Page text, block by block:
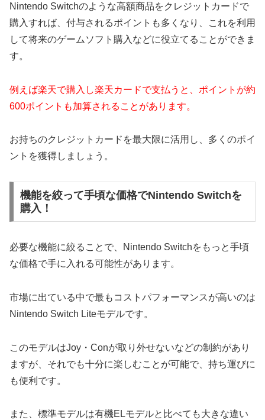
Nintendo Switchのような高額商品をクレジットカードで
購入すれば、付与されるポイントも多くなり、これを利用
して将来のゲームソフト購入などに役立てることができま
す。
例えば楽天で購入し楽天カードで支払うと、ポイントが約
600ポイントも加算されることがあります。
お持ちのクレジットカードを最大限に活用し、多くのポイ
ントを獲得しましょう。
機能を絞って手頃な価格でNintendo Switchを
購入！
必要な機能に絞ることで、Nintendo Switchをもっと手頃
な価格で手に入れる可能性があります。
市場に出ている中で最もコストパフォーマンスが高いのは
Nintendo Switch Liteモデルです。
このモデルはJoy・Conが取り外せないなどの制約があり
ますが、それでも十分に楽しむことが可能で、持ち運びに
も便利です。
また、標準モデルは有機ELモデルと比べても大きな違い